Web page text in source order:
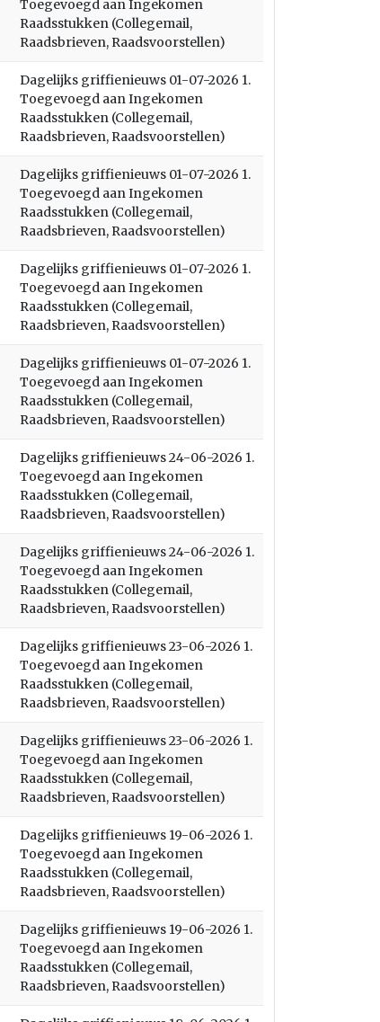
Toegevoegd aan Ingekomen
Raadsstukken (Collegemail,
Raadsbrieven, Raadsvoorstellen)
Dagelijks griffienieuws 01-07-2026 1.
Toegevoegd aan Ingekomen
Raadsstukken (Collegemail,
Raadsbrieven, Raadsvoorstellen)
Dagelijks griffienieuws 01-07-2026 1.
Toegevoegd aan Ingekomen
Raadsstukken (Collegemail,
Raadsbrieven, Raadsvoorstellen)
Dagelijks griffienieuws 01-07-2026 1.
Toegevoegd aan Ingekomen
Raadsstukken (Collegemail,
Raadsbrieven, Raadsvoorstellen)
Dagelijks griffienieuws 01-07-2026 1.
Toegevoegd aan Ingekomen
Raadsstukken (Collegemail,
Raadsbrieven, Raadsvoorstellen)
Dagelijks griffienieuws 24-06-2026 1.
Toegevoegd aan Ingekomen
Raadsstukken (Collegemail,
Raadsbrieven, Raadsvoorstellen)
Dagelijks griffienieuws 24-06-2026 1.
Toegevoegd aan Ingekomen
Raadsstukken (Collegemail,
Raadsbrieven, Raadsvoorstellen)
Dagelijks griffienieuws 23-06-2026 1.
Toegevoegd aan Ingekomen
Raadsstukken (Collegemail,
Raadsbrieven, Raadsvoorstellen)
Dagelijks griffienieuws 23-06-2026 1.
Toegevoegd aan Ingekomen
Raadsstukken (Collegemail,
Raadsbrieven, Raadsvoorstellen)
Dagelijks griffienieuws 19-06-2026 1.
Toegevoegd aan Ingekomen
Raadsstukken (Collegemail,
Raadsbrieven, Raadsvoorstellen)
Dagelijks griffienieuws 19-06-2026 1.
Toegevoegd aan Ingekomen
Raadsstukken (Collegemail,
Raadsbrieven, Raadsvoorstellen)